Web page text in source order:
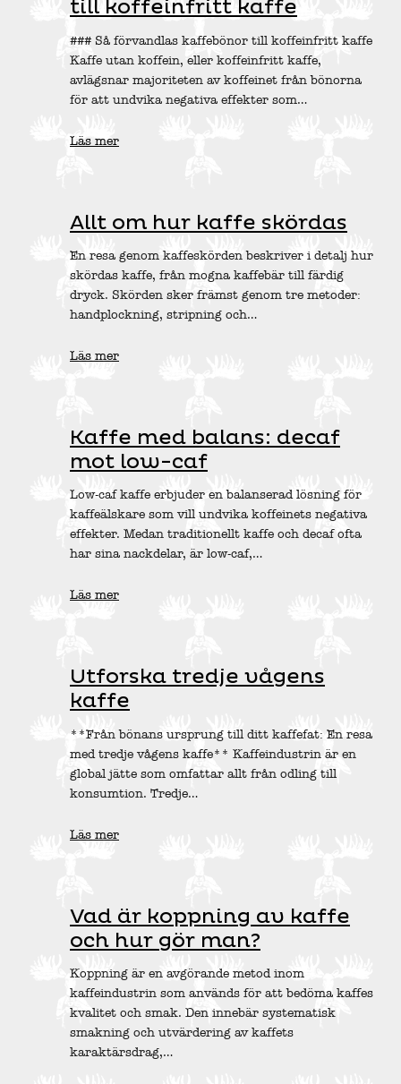
till koffeinfritt kaffe
### Så förvandlas kaffebönor till koffeinfritt kaffe
Kaffe utan koffein, eller koffeinfritt kaffe,
avlägsnar majoriteten av koffeinet från bönorna
för att undvika negativa effekter som…
Läs mer
Allt om hur kaffe skördas
En resa genom kaffeskörden beskriver i detalj hur
skördas kaffe, från mogna kaffebär till färdig
dryck. Skörden sker främst genom tre metoder:
handplockning, stripning och…
Läs mer
Kaffe med balans: decaf
mot low-caf
Low-caf kaffe erbjuder en balanserad lösning för
kaffeälskare som vill undvika koffeinets negativa
effekter. Medan traditionellt kaffe och decaf ofta
har sina nackdelar, är low-caf,…
Läs mer
Utforska tredje vågens
kaffe
**Från bönans ursprung till ditt kaffefat: En resa
med tredje vågens kaffe** Kaffeindustrin är en
global jätte som omfattar allt från odling till
konsumtion. Tredje…
Läs mer
Vad är koppning av kaffe
och hur gör man?
Koppning är en avgörande metod inom
kaffeindustrin som används för att bedöma kaffes
kvalitet och smak. Den innebär systematisk
smakning och utvärdering av kaffets
karaktärsdrag,…